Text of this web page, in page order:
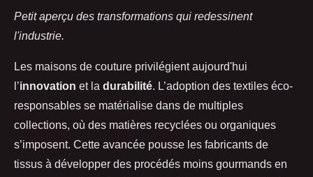
Petit aperçu des transformations qui redessinent
l'industrie.
Les maisons de couture privilégient aujourd'hui
l’innovation et la durabilité. L’adoption des textiles éco-
responsables se matérialise dans de multiples
collections, où des matières recyclées ou organiques
s’imposent. Cette avancée pousse les fabricants de
tissus à développer des procédés moins gourmands en